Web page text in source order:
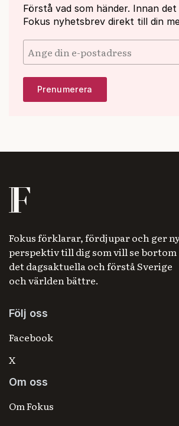
Förstå vad som händer. Innan det
Fokus nyhetsbrev direkt till din
Fokus förklarar, fördjupar och ger
perspektiv till dig som vill se bortom
det dagsaktuella och förstå Sverige
och världen bättre.
Följ oss
Facebook
X
Om oss
Om Fokus